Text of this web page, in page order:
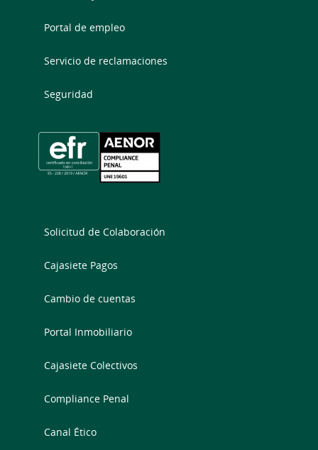
Portal de empleo
Servicio de reclamaciones
Seguridad
Solicitud de Colaboración
Cajasiete Pagos
Cambio de cuentas
Portal Inmobiliario
Cajasiete Colectivos
Compliance Penal
Canal Ético